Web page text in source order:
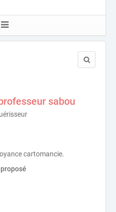
sabou
cartomancie.